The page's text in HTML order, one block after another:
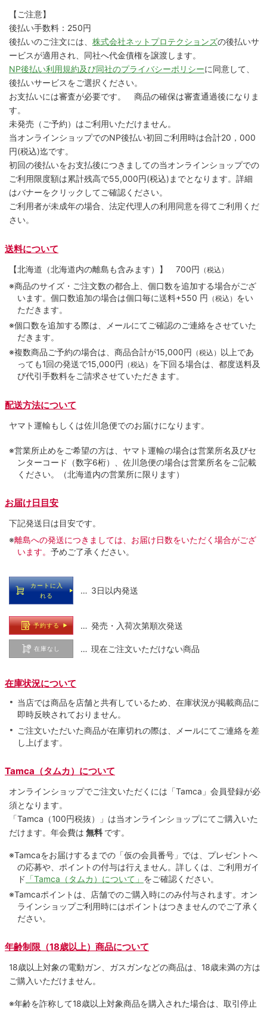
【ご注意】
後払い手数料：250円
後払いのご注文には、 株式会社ネットプロテクションズの後払いサ
ービスが適用され、同社へ代金債権を譲渡します。
NP後払い利用規約及び同社のプライバシーポリシーに同意して、
後払いサービスをご選択ください。
お支払いには審査が必要です。 商品の確保は審査通過後になりま
す。
未発売（ご予約）はご利用いただけません。
当オンラインショップでのNP後払い初回ご利用時は合計20，000
円(税込)迄です。
初回の後払いをお支払後につきましての当オンラインショップでの
ご利用限度額は累計残高で55,000円(税込)までとなります。詳細
はバナーをクリックしてご確認ください。
ご利用者が未成年の場合、法定代理人の利用同意を得てご利用くだ
さい。
送料について
【北海道（北海道内の離島も含みます）】 700円 （税込）
※商品のサイズ・ご注文数の都合上、個口数を追加する場合がござ
います。個口数追加の場合は個口毎に送料+550 円 （税込） をい
ただきます。
※個口数を追加する際は、メールにてご確認のご連絡をさせていた
だきます。
※複数商品ご予約の場合は、商品合計が15,000円 （税込） 以上であ
っても1回の発送で15,000円 （税込） を下回る場合は、都度送料及
び代引手数料をご請求させていただきます。
配送方法について
ヤマト運輸もしくは佐川急便でのお届けになります。
※営業所止めをご希望の方は、ヤマト運輸の場合は営業所名及びセ
ンターコード（数字6桁）、佐川急便の場合は営業所名をご記載
ください。（北海道内の営業所に限ります）
お届け日目安
下記発送日は目安です。
※離島への発送につきましては、お届け日数をいただく場合がござ
います。 予めご了承ください。
カートに入
れる
… 3日以内発送
予約する … 発売・入荷次第順次発送
在庫なし … 現在ご注文いただけない商品
在庫状況について
当店では商品を店舗と共有しているため、在庫状況が掲載商品に
即時反映されておりません。
ご注文いただいた商品が在庫切れの際は、メールにてご連絡を差
し上げます。
Tamca（タムカ）について
オンラインショップでご注⽂いただくには「Tamca」会員登録が必
須となります。
「Tamca （100円税抜）
」は当オンラインショップにてご購⼊いた
だけます。 年会費は 無料 です。
※Tamcaをお届けするまでの「仮の会員番号」では、プレゼントへ
の応募や、ポイントの付与は⾏えません。詳しくは、ご利⽤ガイ
ド 「Tamca（タムカ）について」 をご確認ください。
※Tamcaポイントは、店舗でのご購⼊時にのみ付与されます。オン
ラインショップご利用時にはポイントはつきませんのでご了承く
ださい。
年齢制限（18歳以上）商品について
18歳以上対象の電動ガン、ガスガンなどの商品は、18歳未満の方は
ご購入いただけません。
※年齢を詐称して18歳以上対象商品を購入された場合は、取引停止